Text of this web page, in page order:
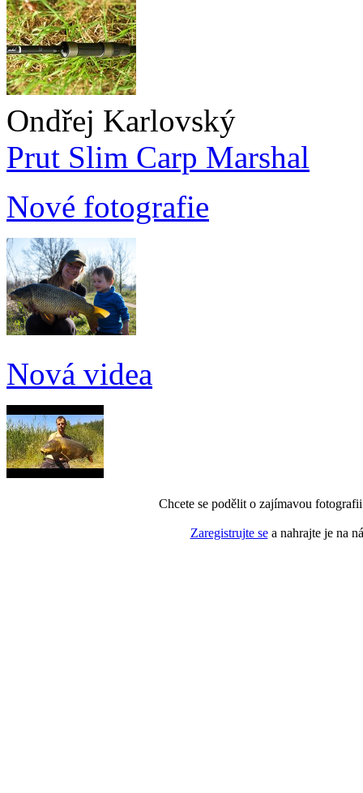
Ondřej Karlovský
Prut Slim Carp Marshal
Nové fotografie
Nová videa
Chcete se podělit o zajímavou
Zaregistrujte sea nahrajte je na